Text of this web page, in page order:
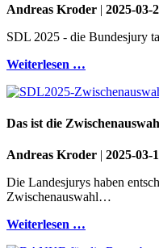
Andreas Kroder | 2025-03-
SDL 2025 - die Bundesjury
Weiterlesen …
Das ist die
Andreas Kroder | 2025-03-
Die Landesjurys haben
Zwischenauswahl…
Weiterlesen …